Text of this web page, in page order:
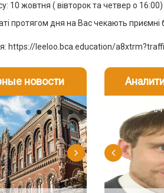
10 жовтня ( вівторок та четвер о 16:00)
протягом дня на Вас чекають приємні
https://leeloo.bca.education/
новости
03 2026-08-04
2026-